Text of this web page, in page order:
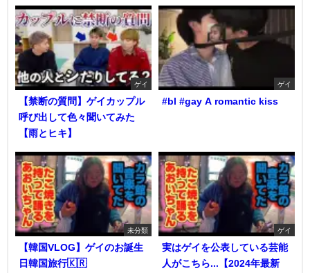
ゲイ
【禁断の質問】ゲイカップル
呼び出して色々聞いてみた
【雨とヒキ】
ゲイ
#bl #gay A romantic kiss
未分類
【韓国VLOG】ゲイのお誕生
日韓国旅行🇰🇷
ゲイ
実はゲイを公表している芸能
人がこちら...【2024年最新